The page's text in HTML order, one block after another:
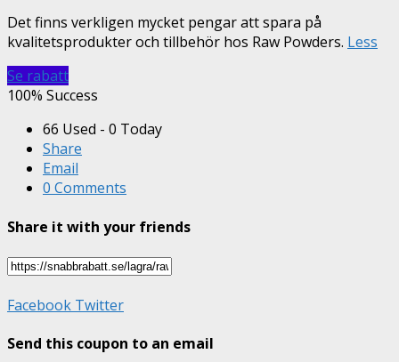
Det finns verkligen mycket pengar att spara på
kvalitetsprodukter och tillbehör hos Raw Powders. Less
Se rabatt
100% Success
66 Used - 0 Today
Share
Email
0 Comments
Share it with your friends
Facebook Twitter
Send this coupon to an email